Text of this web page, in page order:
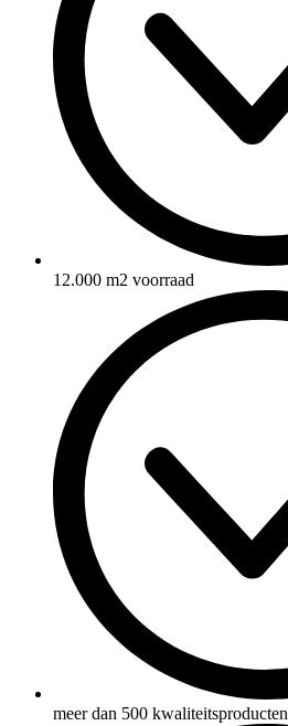
12.000 m2 voorraad
meer dan 500 kwaliteitsproducten